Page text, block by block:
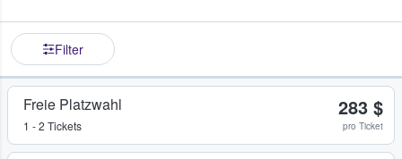
Filter
Freie Platzwahl
1 - 2 Tickets
283 $
pro Ticket